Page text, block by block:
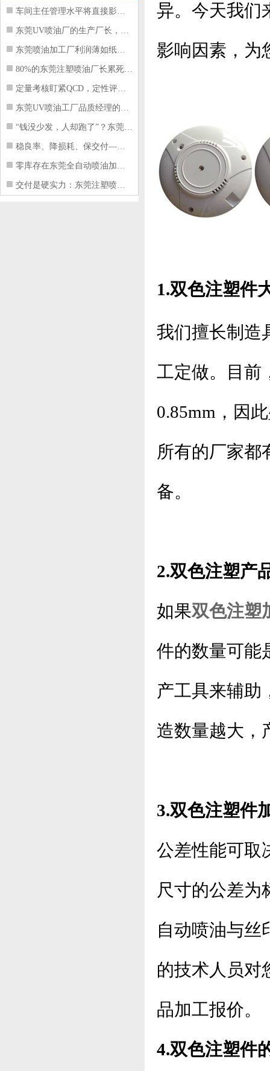
车间主任管理水平将直接影响东莞注塑件
东莞UV喷油厂的生产厂长，到底在给工
东莞喷油加工厂利润薄如纸？这四项基本
80%的东莞注塑喷油厂长累死累活，利
定量考核盯紧QCD，定性评价看好配合
东莞UV喷油工厂品质经理的四项核心管
“钱没少发，人却跑了”？东莞注塑喷油
稳良率、降损耗、保交付——东莞这家U
零库存在东莞全自动喷油加工厂不可行的
交付是硬实力：东莞注塑喷油厂如何用齐
异。今天我们
影响因素，为
1.双色注塑件
我们擅长制造
工定做。目前
0.85mm，因
所有的厂家都
备。
2.双色注塑产
如果双色注塑
件的数量可能
产工具来辅助
造数量越大，
3.双色注塑件
公差性能可取
尺寸的公差为
自动喷油与丝
的技术人员对
品加工报价。
4.双色注塑件